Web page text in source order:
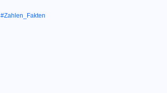
#Zahlen_Fakten